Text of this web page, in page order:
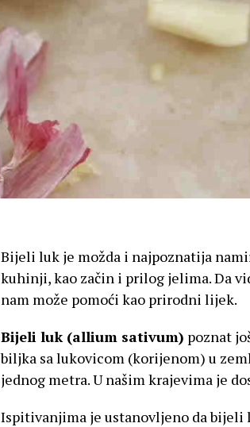
Bijeli luk je možda i najpoznatija
kuhinji, kao začin i prilog jelima. Da
nam može pomoći kao prirodni lijek.
Bijeli luk (allium sativum) poznat
biljka sa lukovicom (korijenom) u
jednog metra. U našim krajevima je
Ispitivanjima je ustanovljeno da bijeli